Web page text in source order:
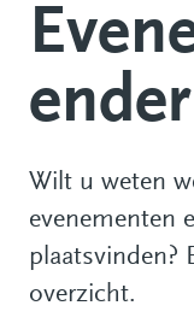
ender
Wilt u weten
evenementen
plaatsvinden?
overzicht.